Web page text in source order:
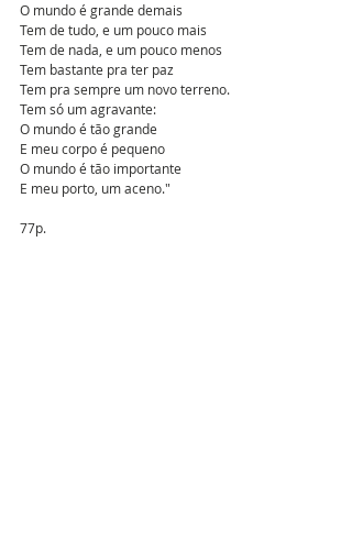
O mundo é grande demais
Tem de tudo, e um pouco mais
Tem de nada, e um pouco menos
Tem bastante pra ter paz
Tem pra sempre um novo terreno.
Tem só um agravante:
O mundo é tão grande
E meu corpo é pequeno
O mundo é tão importante
E meu porto, um aceno."
77p.